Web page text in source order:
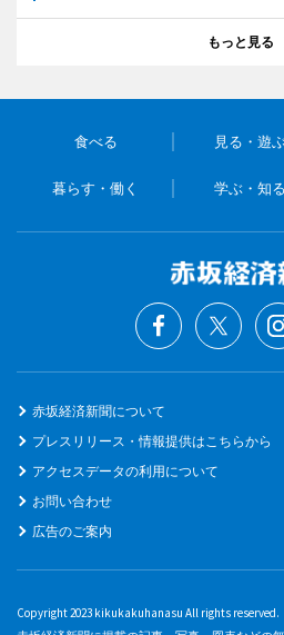
もっと見る
食べる 見る・遊
暮らす・働く 学ぶ・知る
赤坂経済新聞について
プレスリリース・情報提供はこちらから
アクセスデータの利用について
お問い合わせ
広告のご案内
Copyright 2023 kikukakuhanasu All rights reserved.